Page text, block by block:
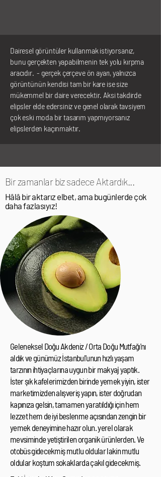
Dairesel görüntüler kullanmak istiyorsanız,
bunu gerçekten yapabilmenin tek yolu kırpma
aracıdır. - gerçek çerçeve ön ayarı, yalnızca
görüntünün kendisi tam bir kare ise size
mükemmel bir daire verecektir. Aksi takdirde
elipsler elde edersiniz ve genel olarak tavsiyem
çok eski moda bir tasarım yapmıyorsanız
elipslerden kaçınmaktır.
Bir zamanlar biz sadece Aktardık...
Hâlâ bir aktarız elbet, ama bugünlerde çok
daha fazlasıyız!
Geleneksel Doğu Akdeniz / Orta Doğu Mutfağı'nı
aldık ve günümüz İstanbul'unun hızlı yaşam
tarzının ihtiyaçlarına uygun bir makyaj yaptık.
İster şık kafelerimizden birinde yemek yiyin, ister
marketimizden alışveriş yapın, ister doğrudan
kapınıza gelsin, tamamen yaratıldığı için hem
lezzet hem de iyi beslenme açısından zengin bir
yemek deneyimine hazır olun. yerel olarak
mevsiminde yetiştirilen organik ürünlerden. Ve
otobüs gidecekmiş mutlu oldular lakin mutlu
oldular koştum sokaklarda çakıl gidecekmiş.